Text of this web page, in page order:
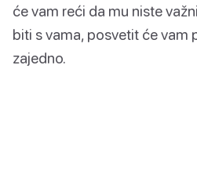
će vam reći da mu niste
biti s vama, posvetit će vam
zajedno.